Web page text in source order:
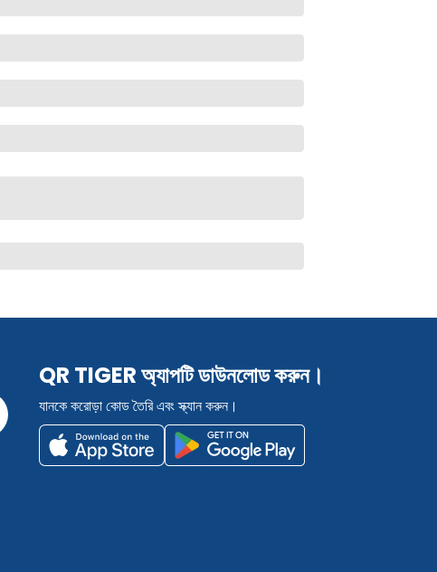
QR TIGER অ্যাপটি ডাউনলোড করুন।
যানকে করোড়া কোড তৈরি এবং স্ক্যান করুন।